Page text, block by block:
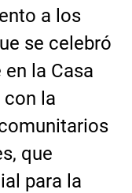
a los
se celebró
la Casa
la
que
para la